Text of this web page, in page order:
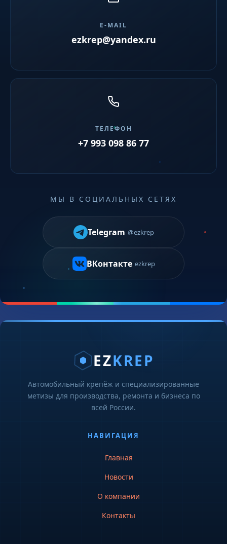
E-MAIL
ezkrep@yandex.ru
ТЕЛЕФОН
+7 993 098 86 77
МЫ В СОЦИАЛЬНЫХ СЕТЯХ
Telegram @ezkrep
ВКонтакте ezkrep
EZKREP
Автомобильный крепёж и специализированные
метизы для производства, ремонта и бизнеса по
всей России.
НАВИГАЦИЯ
Главная
Новости
О компании
Контакты